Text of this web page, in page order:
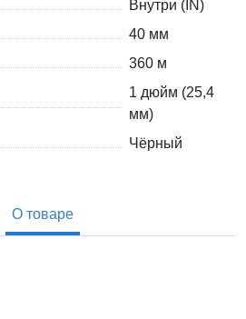
Внутри (IN)
40 мм
360 м
1 дюйм (25,4
мм)
Чёрный
О товаре